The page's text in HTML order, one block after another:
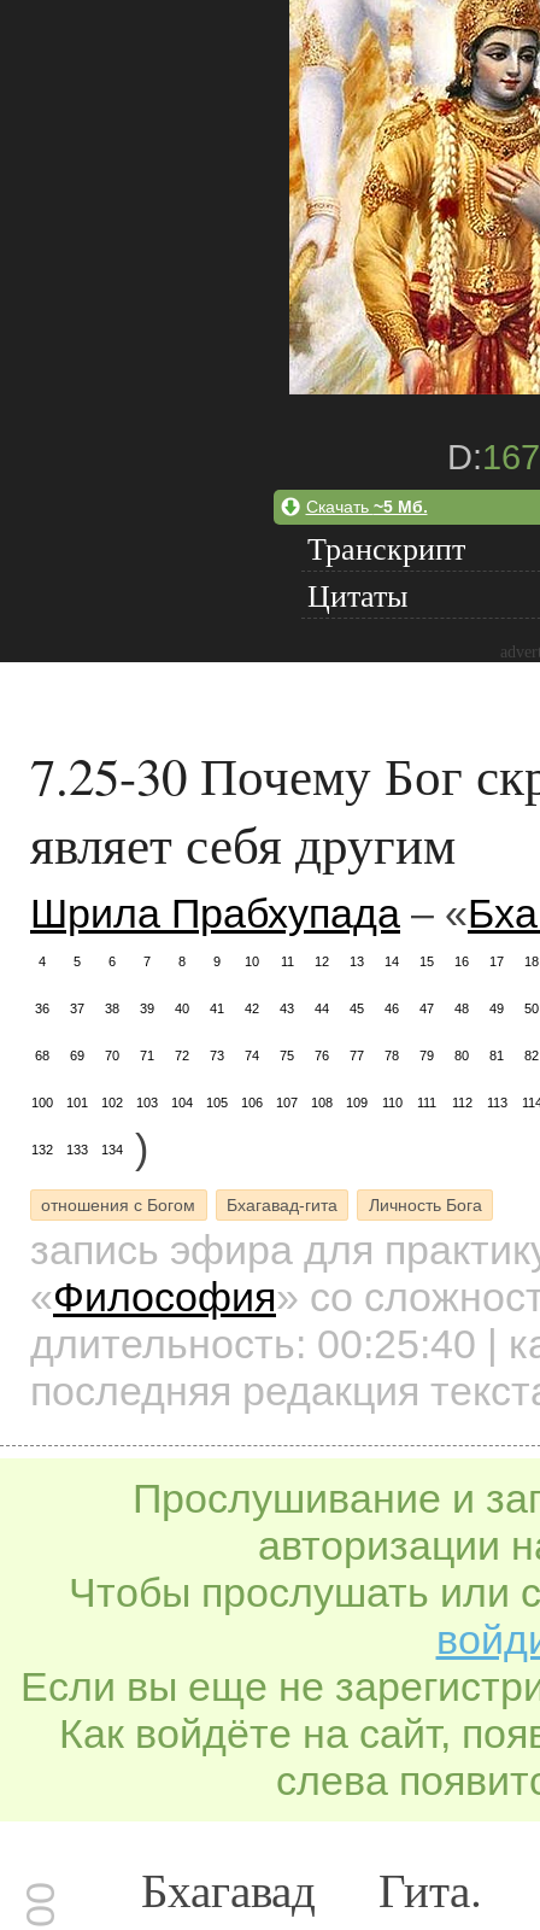
D:
Скачать ~5 Мб.
Транскрипт
Цитаты
7.25-30 Почему Бог
являет себя другим
Шрила Прабхупада – «
4 5 6 7 8 9 10 11 12 13 14 15 16 17 18
36 37 38 39 40 41 42 43 44 45 46 47 48 49 50
68 69 70 71 72 73 74 75 76 77 78 79 80 81 82
100 101 102 103 104 105 106 107 108 109 110 111 112 113
132 133 134 )
отношения с Богом Бхагавад-гита Личность Бога
запись эфира для
«Философия» со
длительность: 00:25:40 |
последняя редакция
Прослушивание и
авторизации
Чтобы прослушать или
Если вы еще не
Как войдёте на сайт,
слева
Бхагавад